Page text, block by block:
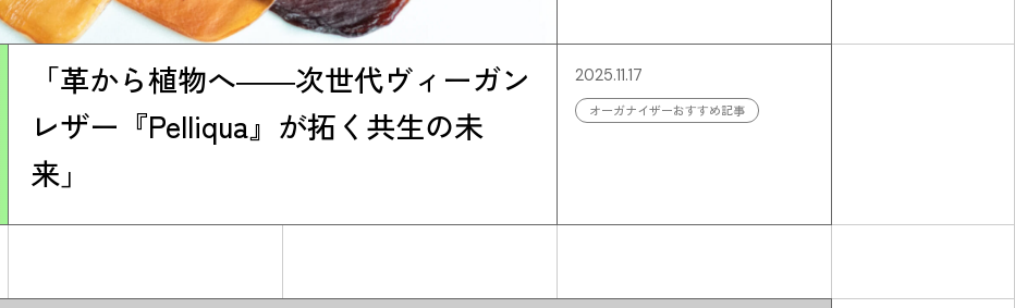
「革から植物へ――次世代ヴィーガン
レザー『Pelliqua』が拓く共生の未
来」
2025.11.17
オーガナイザーおすすめ記事